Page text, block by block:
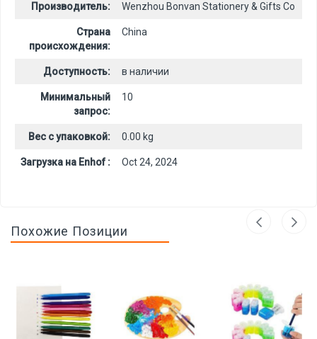
Производитель: Wenzhou Bonvan Stationery & Gifts Co
Страна
происхождения:
China
Доступность: в наличии
Минимальный
запрос:
10
Вес с упаковкой: 0.00 kg
Загрузка на Enhof : Oct 24, 2024
Похожие Позиции